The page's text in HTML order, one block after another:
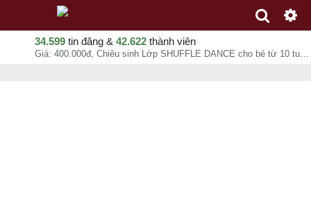
34.599 tin đăng & 42.622 thành viên
Giá: 400.000đ, Chiêu sinh Lớp SHUFFLE DANCE cho bé từ 10 tuổi, Võ Thị Ngọc Tú, chuyên mục Khoá học, Đào tạo tại Quận 11 - Hồ Chí Minh - 09-08-2026 12:42:03